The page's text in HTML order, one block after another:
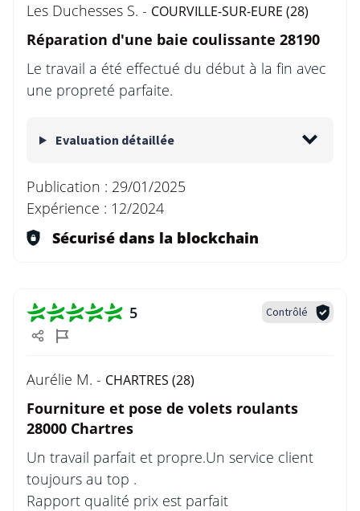
Les Duchesses S. - COURVILLE-SUR-EURE (28)
Réparation d'une baie coulissante 28190
Le travail a été effectué du début à la fin avec
une propreté parfaite.
Evaluation détaillée
Publication : 29/01/2025
Expérience : 12/2024
Sécurisé dans la blockchain
5 Contrôlé
Aurélie M. - CHARTRES (28)
Fourniture et pose de volets roulants
28000 Chartres
Un travail parfait et propre.Un service client
toujours au top .
Rapport qualité prix est parfait